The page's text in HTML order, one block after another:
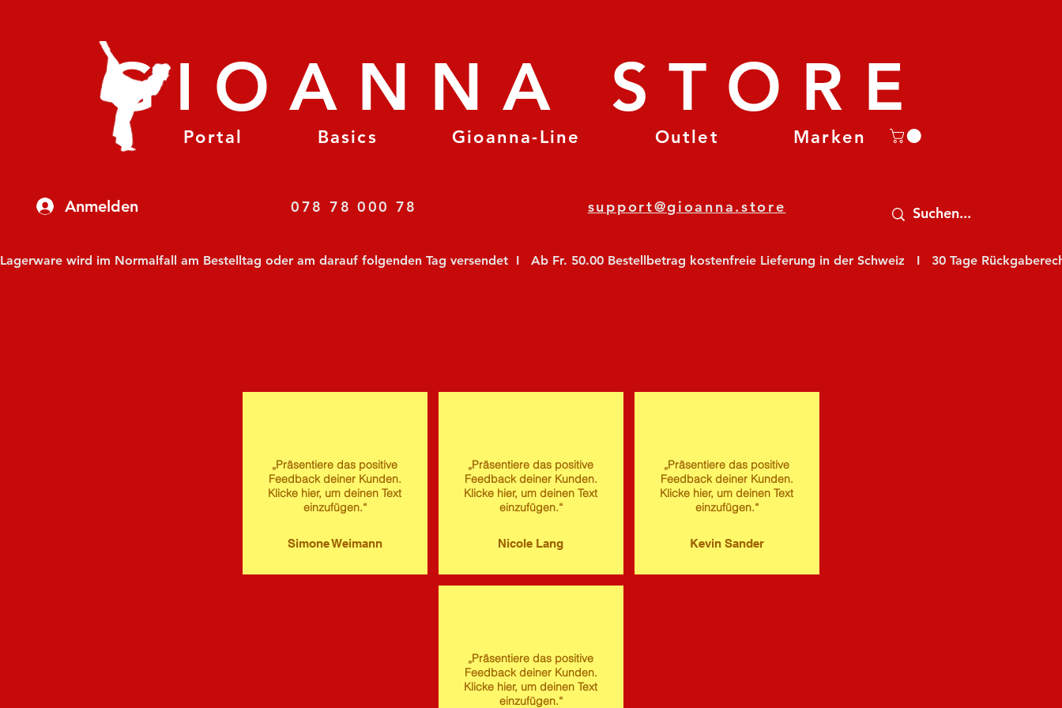
Anmelden
Portal Basics Gioanna-Line Outlet Marken
GIOANNA STORE
078 78 000 78 support@gioanna.store
Lagerware wird im Normalfall am Bestelltag oder am darauf folgenden Tag versendet  I   Ab Fr. 50.00 Bestellbetrag kostenfreie Lieferung in der Schweiz   I   30 Tage
„Präsentiere das positive
Feedback deiner Kunden.
Klicke hier, um deinen Text
einzufügen.“
Simone Weimann
„Präsentiere das positive
Feedback deiner Kunden.
Klicke hier, um deinen Text
einzufügen.“
Nicole Lang
„Präsentiere das positive
Feedback deiner Kunden.
Klicke hier, um deinen Text
einzufügen.“
Kevin Sander
„Präsentiere das positive
Feedback deiner Kunden.
Klicke hier, um deinen Text
einzufügen.“